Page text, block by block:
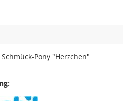
Schmück-Pony "Herzchen"